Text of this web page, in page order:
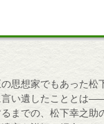
思想家でもあった松
言い遺したこととは
までの、松下幸之助